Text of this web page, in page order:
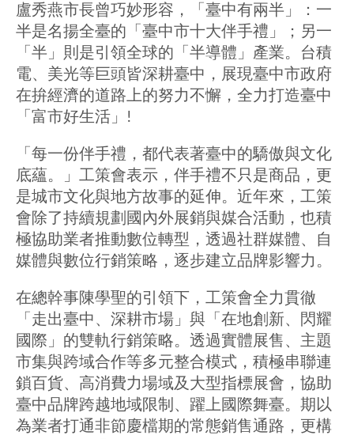
盧秀燕市長曾巧妙形容，「臺中有兩半」：一
半是名揚全臺的「臺中市十大伴手禮」；另一
「半」則是引領全球的「半導體」產業。台積
電、美光等巨頭皆深耕臺中，展現臺中市政府
在拚經濟的道路上的努力不懈，全力打造臺中
「富市好生活」!
「每一份伴手禮，都代表著臺中的驕傲與文化
底蘊。」工策會表示，伴手禮不只是商品，更
是城市文化與地方故事的延伸。近年來，工策
會除了持續規劃國內外展銷與媒合活動，也積
極協助業者推動數位轉型，透過社群媒體、自
媒體與數位行銷策略，逐步建立品牌影響力。
在總幹事陳學聖的引領下，工策會全力貫徹
「走出臺中、深耕市場」與「在地創新、閃耀
國際」的雙軌行銷策略。透過實體展售、主題
市集與跨域合作等多元整合模式，積極串聯連
鎖百貨、高消費力場域及大型指標展會，協助
臺中品牌跨越地域限制、躍上國際舞臺。期以
為業者打通非節慶檔期的常態銷售通路，更構